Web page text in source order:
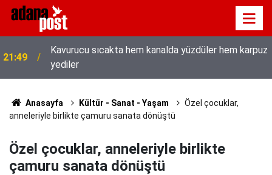
21:49
Kavurucu sıcakta hem kanalda yüzdüler hem karpuz
yediler
Anasayfa Kültür - Sanat - Yaşam
Özel çocuklar,
anneleriyle birlikte çamuru sanata dönüştü
Özel çocuklar, anneleriyle birlikte
çamuru sanata dönüştü